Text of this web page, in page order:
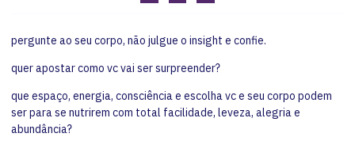
pergunte ao seu corpo, não julgue o insight e confie.
quer apostar como vc vai ser surpreender?
que espaço, energia, consciência e escolha vc e seu corpo podem
ser para se nutrirem com total facilidade, leveza, alegria e
abundância?